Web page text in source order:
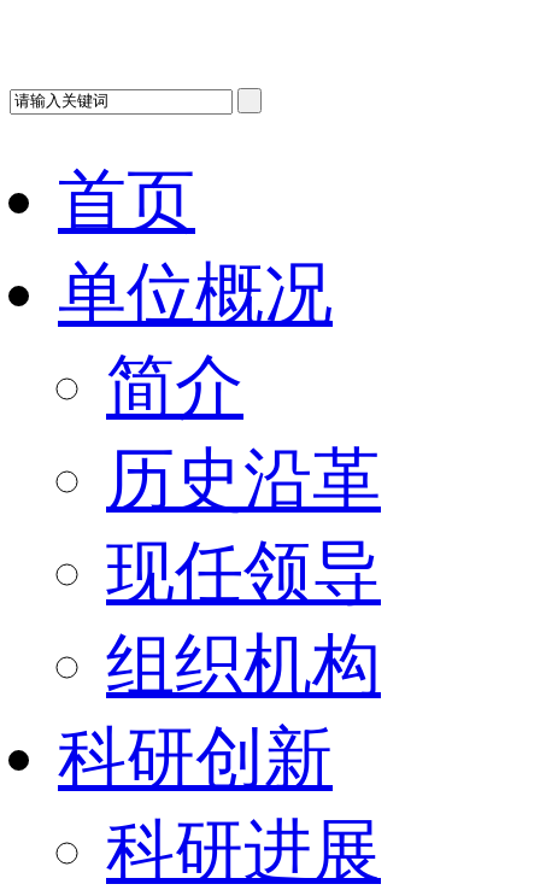
首页
单位概况
简介
历史沿革
现任领导
组织机构
科研创新
科研进展